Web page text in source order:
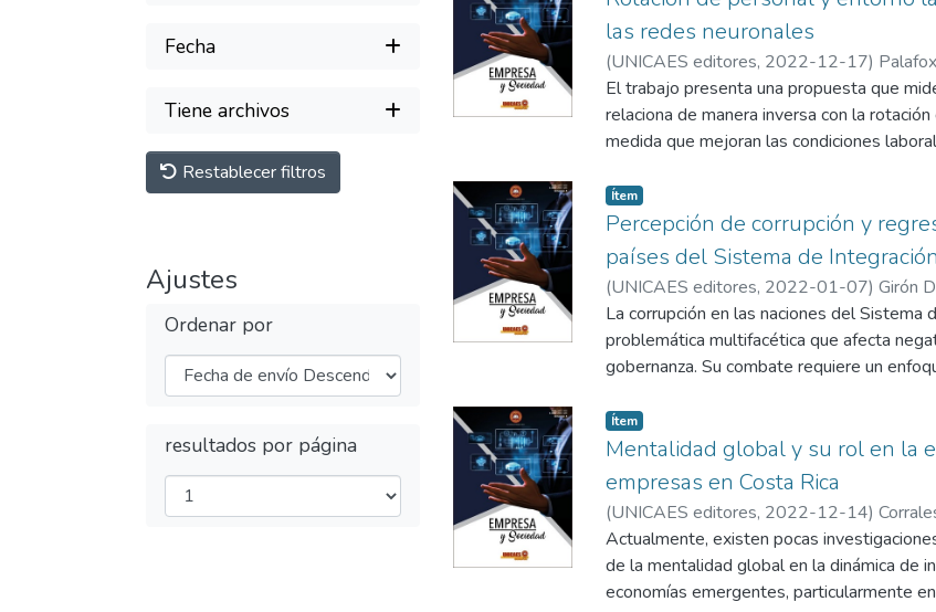
Fecha
Tiene archivos
Restablecer filtros
Ajustes
Ordenar por
resultados por página
las redes neuronales
(UNICAES editores, 2022-12-17)
Miguel Antonio
El trabajo presenta una propuesta que
relaciona de manera inversa con la
medida que mejoran las condiciones
ámbito laboral en dos secciones: interna y
subsecciones, lo que totaliza veinticuatro
cuestionarios se aplicaron en doce
100 trabajadores, que operan en
distribuidas en distintas áreas geográficas
resultados indican, entre otras cosas, que
programas de inducción y capacitación
contribuyen a mitigar la deserción de
Ítem
Percepción de corrupción y
países del Sistema de
(UNICAES editores, 2022-01-07)Girón
La corrupción en las naciones del Sistema
problemática multifacética que afecta
gobernanza. Su combate requiere un
implementación de políticas económicas
internacional y el intercambio de buenas
una mayor transparencia y reducir la
Ítem
Mentalidad global y su rol en la
empresas en Costa Rica
(UNICAES editores, 2022-12-14)
Actualmente, existen pocas
de la mentalidad global en la dinámica de
economías emergentes, particularmente